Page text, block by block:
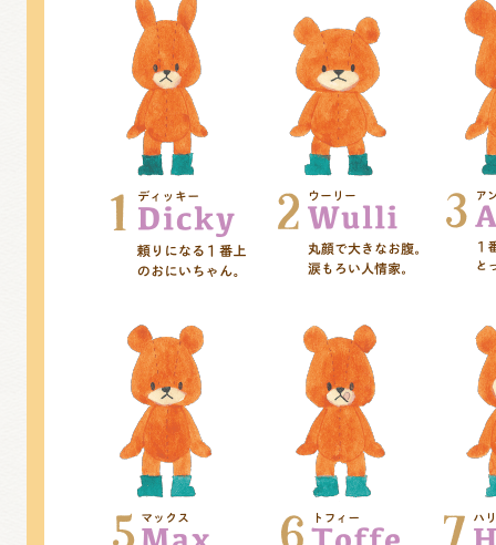
チア ジャッキーズ！
くまのがっこう しょくいんしつ
くまのがっこう 家庭科部